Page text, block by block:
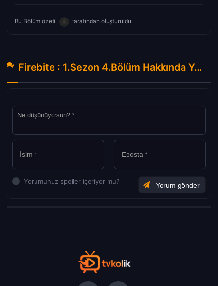
Bu Bölüm özeti tarafından oluşturuldu.
Firebite : 1.Sezon 4.Bölüm Hakkında Yorumlar
Yorumunuz spoiler içeriyor mu?